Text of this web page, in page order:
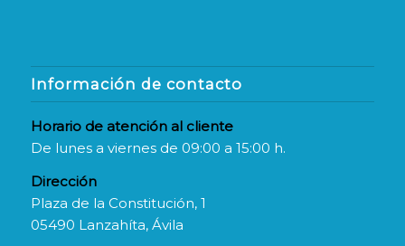
Información de contacto
Horario de atención al cliente
De lunes a viernes de 09:00 a 15:00 h.
Dirección
Plaza de la Constitución, 1
05490 Lanzahíta, Ávila